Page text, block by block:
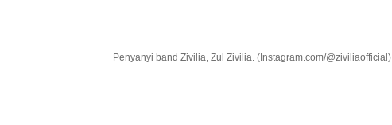
Penyanyi band Zivilia, Zul Zivilia. (Instagram.com/@ziviliaofficial)